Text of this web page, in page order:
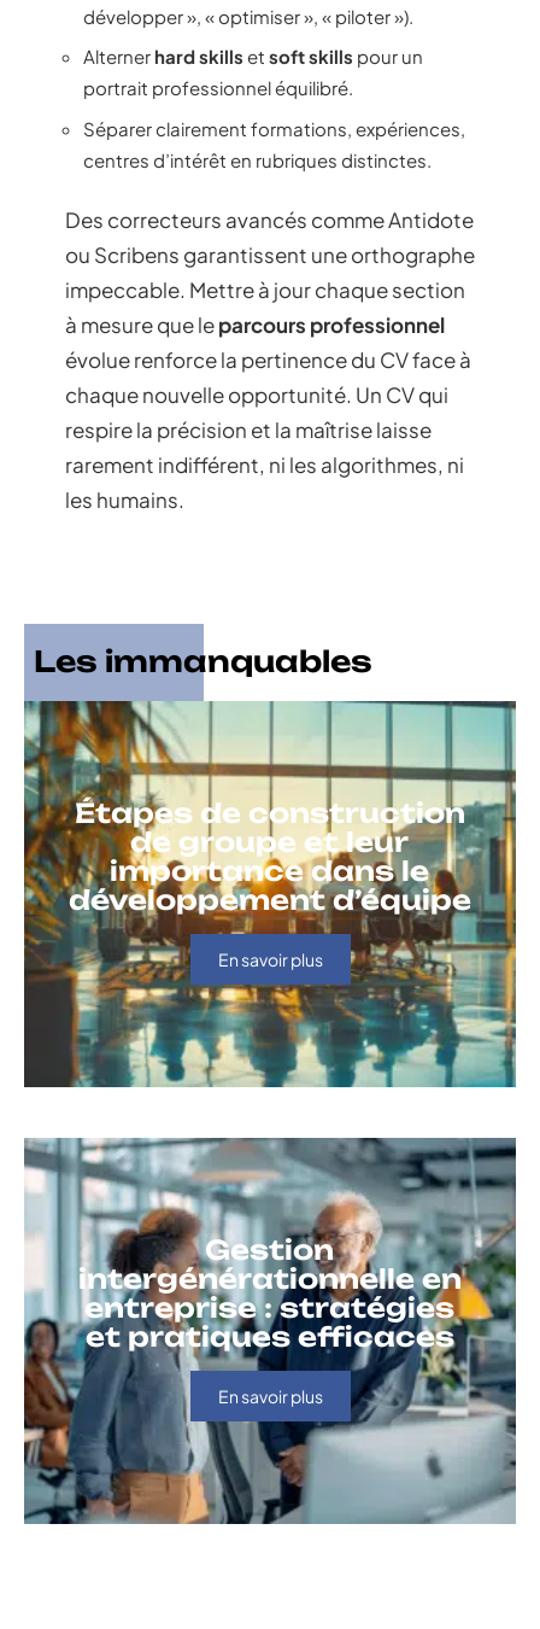
développer », « optimiser », « piloter »).
Alterner hard skills et soft skills pour un
portrait professionnel équilibré.
Séparer clairement formations, expériences,
centres d’intérêt en rubriques distinctes.
Des correcteurs avancés comme Antidote
ou Scribens garantissent une orthographe
impeccable. Mettre à jour chaque section
à mesure que leparcours professionnel
évolue renforce la pertinence du CV face à
chaque nouvelle opportunité. Un CV qui
respire la précision et la maîtrise laisse
rarement indifférent, ni les algorithmes, ni
les humains.
Les immanquables
Étapes de construction
de groupe et leur
importance dans le
développement d’équipe
En savoir plus
Gestion
intergénérationnelle en
entreprise : stratégies
et pratiques efficaces
En savoir plus